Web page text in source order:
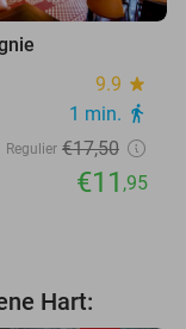
9.9 star
1 min. directions_walk
Regulier €17,50
€11 ,95
Hart: